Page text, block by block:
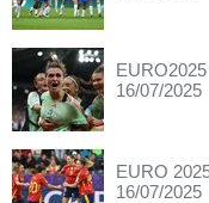
16/07/2025
EURO
16/07/2025